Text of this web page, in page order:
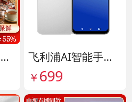
六味桑椹地黄饼 货号142090
飞利浦AI智能手机 货号141882
￥ 699